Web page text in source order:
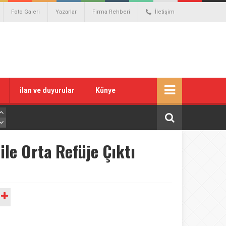
Foto Galeri Yazarlar Firma Rehberi İletişim
ilan ve duyurular Künye
Orta Refüje Çıktı